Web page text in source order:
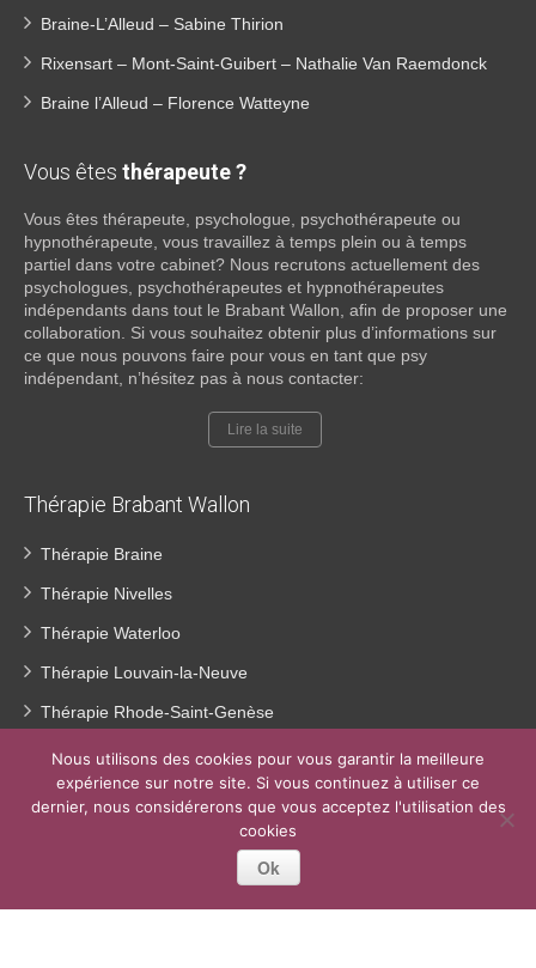
Braine-L’Alleud – Sabine Thirion
Rixensart – Mont-Saint-Guibert – Nathalie Van Raemdonck
Braine l’Alleud – Florence Watteyne
Vous êtes thérapeute ?
Vous êtes thérapeute, psychologue, psychothérapeute ou
hypnothérapeute, vous travaillez à temps plein ou à temps
partiel dans votre cabinet? Nous recrutons actuellement des
psychologues, psychothérapeutes et hypnothérapeutes
indépendants dans tout le Brabant Wallon, afin de proposer une
collaboration. Si vous souhaitez obtenir plus d’informations sur
ce que nous pouvons faire pour vous en tant que psy
indépendant, n’hésitez pas à nous contacter:
Lire la suite
Thérapie Brabant Wallon
Thérapie Braine
Thérapie Nivelles
Thérapie Waterloo
Thérapie Louvain-la-Neuve
Thérapie Rhode-Saint-Genèse
Hypnose Braine l’Alleud
Hypnose Nivelles
Nous utilisons des cookies pour vous garantir la meilleure
expérience sur notre site. Si vous continuez à utiliser ce
dernier, nous considérerons que vous acceptez l'utilisation des
cookies
Ok